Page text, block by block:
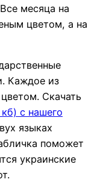
месяца на
цветом, а на
Каждое из
Скачать
с нашего
языках
поможет
украинские